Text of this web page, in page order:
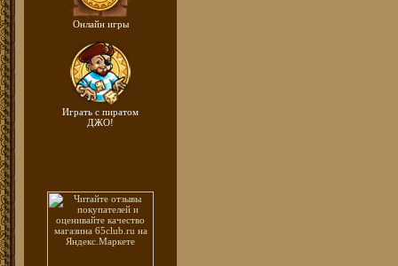
Онлайн игры
Играть с пиратом
ДЖО!